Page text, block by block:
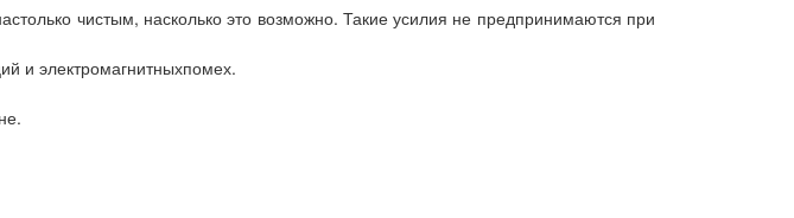
чистым, насколько это возможно. Такие усилия не предпринимаются при
и электромагнитныхпомех.